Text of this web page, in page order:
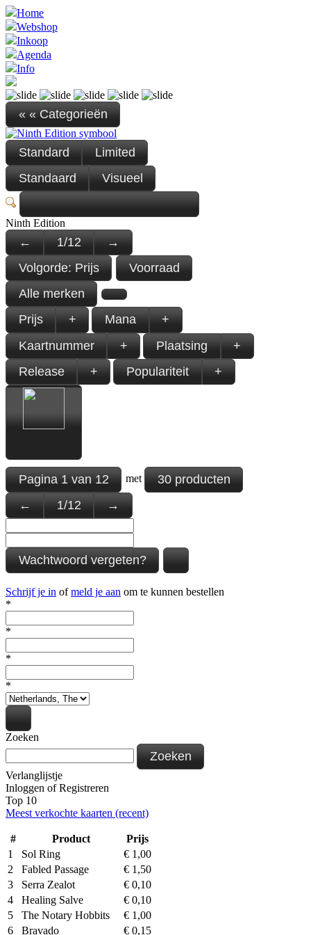
Home
Webshop
Inkoop
Agenda
Info
« « Categorieën
Standard
Limited
Standaard
Visueel
Ninth Edition
← 1/12
→
Volgorde: Prijs
Voorraad
Alle merken
Prijs
+ Mana
+
Kaartnummer
+ Plaatsing
+
Release
+ Populariteit +
Pagina1van12 met
30 producten
←
1/12 →
Wachtwoord vergeten?
Schrijf je in ofmeld je aan om te kunnen bestellen
*
*
*
*
Zoeken
Zoeken
Verlanglijstje
Inloggen ofRegistreren
Top 10
Meest verkochte kaarten (recent)
# Product
Prijs
1
Sol Ring € 1,00
2
Fabled Passage € 1,50
3
Serra Zealot € 0,10
4
Healing Salve € 0,10
5
The Notary Hobbits € 1,00
6
Bravado € 0,15